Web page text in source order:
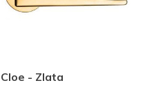
Cloe - Zlata